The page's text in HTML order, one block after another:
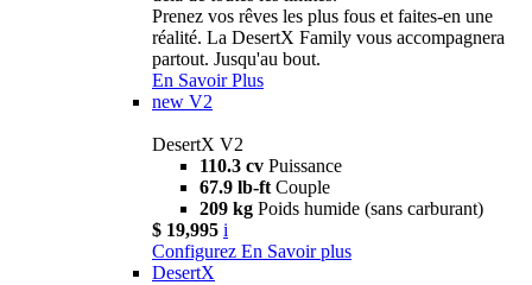
Prenez vos rêves les plus fous et faites-en une
réalité. La DesertX Family vous accompagnera
partout. Jusqu'au bout.
En Savoir Plus
new V2
DesertX V2
110.3 cv Puissance
67.9 lb-ft Couple
209 kg Poids humide (sans carburant)
$ 19,995 i
Configurez En Savoir plus
DesertX